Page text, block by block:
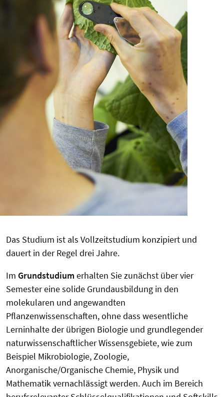
Das Studium ist als Vollzeitstudium konzipiert und
dauert in der Regel drei Jahre.
Im Grundstudium erhalten Sie zunächst über vier
Semester eine solide Grundausbildung in den
molekularen und angewandten
Pflanzenwissenschaften, ohne dass wesentliche
Lerninhalte der übrigen Biologie und grundlegender
naturwissenschaftlicher Wissensgebiete, wie zum
Beispiel Mikrobiologie, Zoologie,
Anorganische/Organische Chemie, Physik und
Mathematik vernachlässigt werden. Auch im Bereich